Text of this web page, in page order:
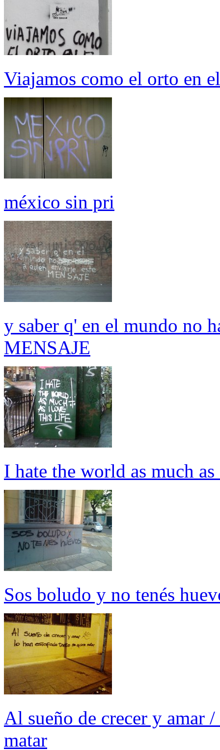
Viajamos como el orto en
méxico sin pri
y saber q' en el mundo no
MENSAJE
I hate the world as much
Sos boludo y no tenés
Al sueño de crecer y amar
matar